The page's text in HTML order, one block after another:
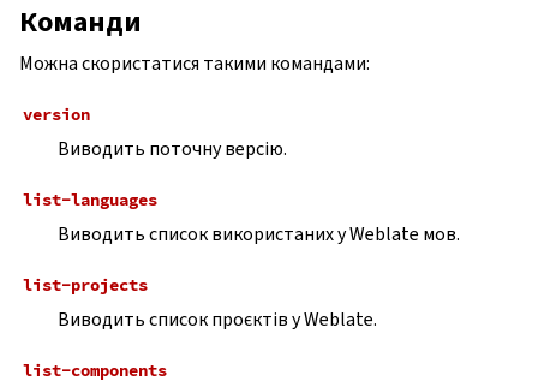
Команди
Можна скористатися такими командами:
version
Виводить поточну версію.
list-languages
Виводить список використаних у Weblate мов.
list-projects
Виводить список проєктів у Weblate.
list-components